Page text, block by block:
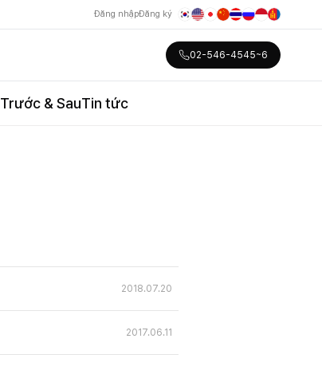
Đăng nhậpĐăng ký
02-546-4545~6
Trước & SauTin tức
2018.07.20
2017.06.11